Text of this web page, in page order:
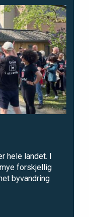
hele landet. I
forskjellig
byvandring